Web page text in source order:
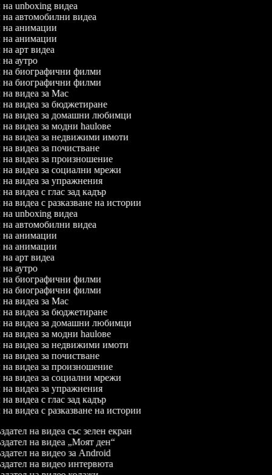
на unboxing видеа
на автомобилни видеа
на анимации
на анимации
на арт видеа
на аутро
на биографични филми
на биографични филми
на видеа за Mac
на видеа за бюджетиране
на видеа за домашни любимци
на видеа за модни haulове
на видеа за недвижими имоти
на видеа за почистване
на видеа за произношение
на видеа за социални мрежи
на видеа за упражнения
на видеа с глас зад кадър
на видеа с разказване на истории
на unboxing видеа
на автомобилни видеа
на анимации
на анимации
на арт видеа
на аутро
на биографични филми
на биографични филми
на видеа за Mac
на видеа за бюджетиране
на видеа за домашни любимци
на видеа за модни haulове
на видеа за недвижими имоти
на видеа за почистване
на видеа за произношение
на видеа за социални мрежи
на видеа за упражнения
на видеа с глас зад кадър
на видеа с разказване на истории
на видеа със зелен екран
на видеа „Моят ден“
на видео за Android
на видео интервюта